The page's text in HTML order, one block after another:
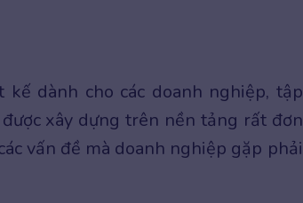
dành cho các doanh nghiệp, tập
xây dựng trên nền tảng rất đơn
vấn đề mà doanh nghiệp gặp phải